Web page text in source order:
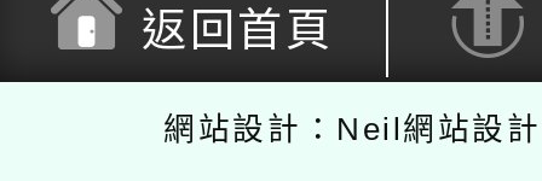
返回首頁
網站設計：Neil網站設